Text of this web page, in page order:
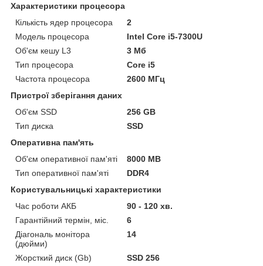
Характеристики процесора
Кількість ядер процесора
2
Модель процесора
Intel Core i5-7300U
Об'єм кешу L3
3 Мб
Тип процесора
Core i5
Частота процесора
2600 МГц
Пристрої зберігання даних
Об'єм SSD
256 GB
Тип диска
SSD
Оперативна пам'ять
Об'єм оперативної пам'яті
8000 MB
Тип оперативної пам'яті
DDR4
Користувальницькі характеристики
Час роботи АКБ
90 - 120 хв.
Гарантійний термін, міс.
6
Діагональ монітора
(дюйми)
14
Жорсткий диск (Gb)
SSD 256